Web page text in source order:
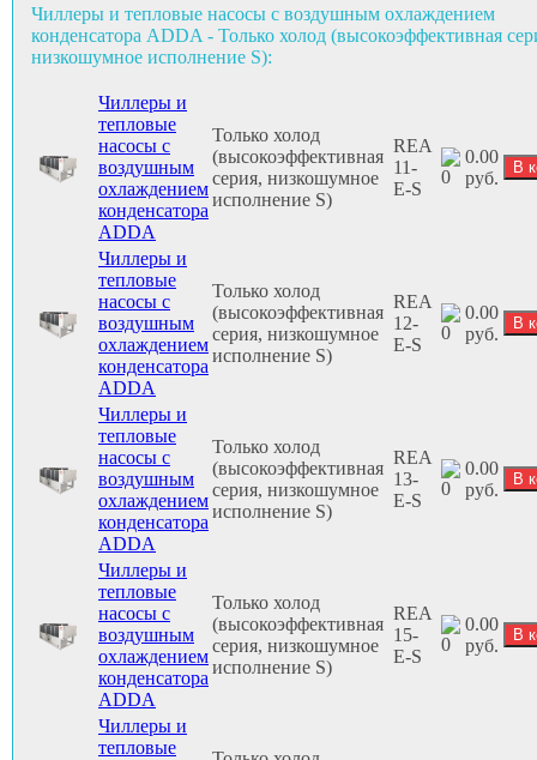
Чиллеры и тепловые насосы с воздушным охлаждением
конденсатора ADDA - Только холод (высокоэффективная
низкошумное исполнение S):
Чиллеры и
тепловые
насосы с
воздушным
охлаждением
конденсатора
ADDA
Только холод
(высокоэффективная
серия, низкошумное
исполнение S)
REA
11-
E-S
0.00
руб.
Чиллеры и
тепловые
насосы с
воздушным
охлаждением
конденсатора
ADDA
Только холод
(высокоэффективная
серия, низкошумное
исполнение S)
REA
12-
E-S
0.00
руб.
Чиллеры и
тепловые
насосы с
воздушным
охлаждением
конденсатора
ADDA
Только холод
(высокоэффективная
серия, низкошумное
исполнение S)
REA
13-
E-S
0.00
руб.
Чиллеры и
тепловые
насосы с
воздушным
охлаждением
конденсатора
ADDA
Только холод
(высокоэффективная
серия, низкошумное
исполнение S)
REA
15-
E-S
0.00
руб.
Чиллеры и
тепловые